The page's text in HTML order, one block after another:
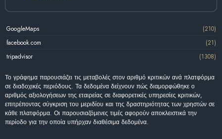
GoogleMaps
(210)
facebook.com
(21)
tripadvisor
(1308)
Το γράφημα παρουσιάζει τις μεταβολές στον αριθμό κριτικών ανά πλατφόρμα
σε διαδοχικές περιόδους. Τα δεδομένα δείχνουν πώς διαμορφώθηκε ο
αριθμός αξιολογήσεων της εταιρείας σε διαφορετικές υπηρεσίες κριτικών,
επιτρέποντας σύγκριση του μεριδίου και της δραστηριότητας των χρηστών σε
κάθε πλατφόρμα. Οι παρουσιαζόμενες τιμές αφορούν αποκλειστικά την
περίοδο για την οποία υπήρχαν διαθέσιμα δεδομένα.